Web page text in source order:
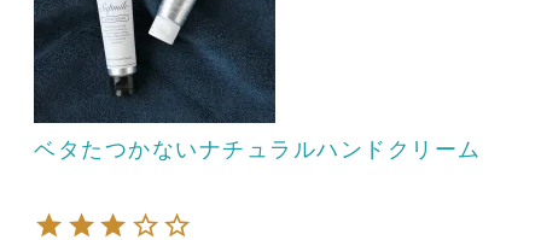
ベタたつかないナチュラルハンドクリーム